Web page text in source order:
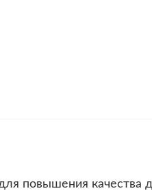
повышения качества